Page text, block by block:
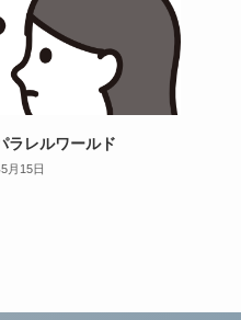
ラレルワールド
月15日